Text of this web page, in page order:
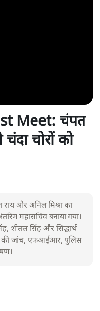
Meet: चंपत
चोरों को
और अनिल मिश्रा का
महासचिव बनाया गया।
शीतल सिंह और सिद्धार्थ
की जांच, एफआईआर, पुलिस